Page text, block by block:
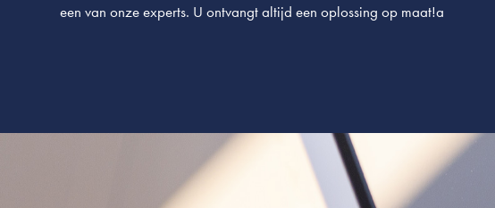
een van onze experts. U ontvangt altijd een oplossing op maat!a